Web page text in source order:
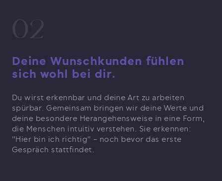
Deine Wunschkunden fühlen
sich wohl bei dir.
Du wirst erkennbar und deine Art zu arbeiten
spürbar. Gemeinsam bringen wir deine Werte und
deine besondere Herangehensweise in eine Form,
die Menschen intuitiv verstehen. Sie erkennen:
"Hier bin ich richtig" – noch bevor das erste
Gespräch stattfindet.